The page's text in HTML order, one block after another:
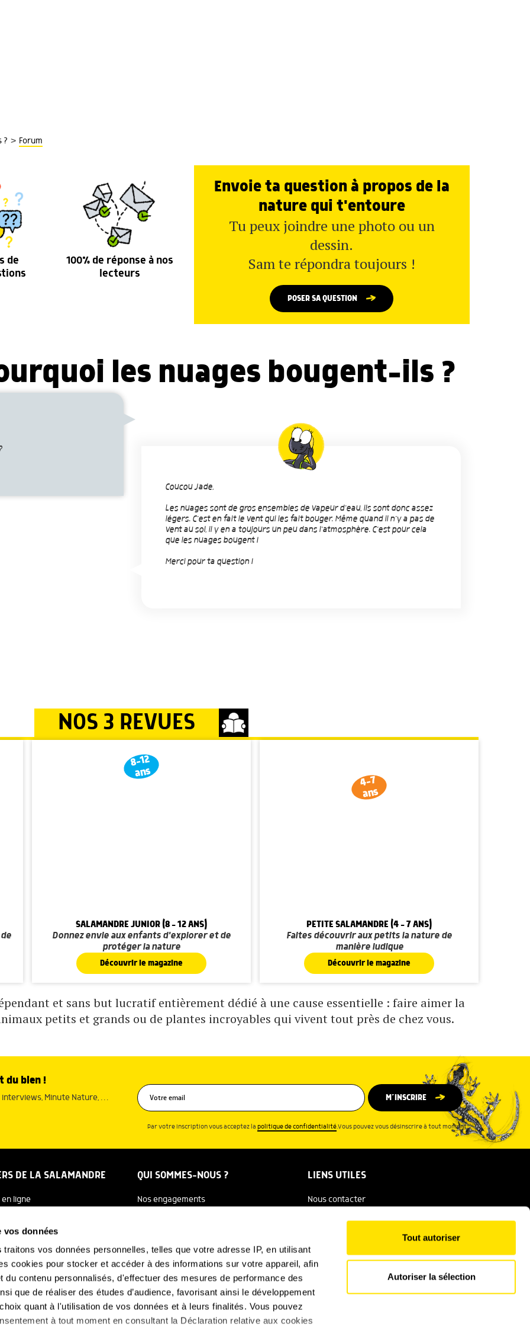
vos données
traitons vos données personnelles, telles que votre adresse IP, en utilisant
cookies pour stocker et accéder à des informations sur votre appareil, afin
du contenu personnalisés, d'effectuer des mesures de performance des
que de réaliser des études d’audience, favorisant ainsi le développement
quant à l'utilisation de vos données et à leurs finalités. Vous pouvez
à tout moment en consultant la Déclaration relative aux cookies
Tout autoriser
Autoriser la sélection
? > Forum
de
100% de réponse à nos
lecteurs
Envoie ta question à propos de la
nature qui t'entoure
Tu peux joindre une photo ou un
dessin.
Sam te répondra toujours !
POSER SA QUESTION
les nuages bougent-ils ?
Coucou Jade,
Les nuages sont de gros ensembles de vapeur d'eau, ils sont donc assez
légers. C'est en fait le vent qui les fait bouger. Même quand il n'y a pas de
vent au sol, il y en a toujours un peu dans l'atmosphère. C'est pour cela
que les nuages bougent !
Merci pour ta question !
NOS 3 REVUES
8-12
ans
SALAMANDRE JUNIOR (8 - 12 ANS)
Donnez envie aux enfants d'explorer et de
protéger la nature
Découvrir le magazine
4-7
ans
PETITE SALAMANDRE (4 - 7 ANS)
Faites découvrir aux petits la nature de
manière ludique
Découvrir le magazine
et sans but lucratif entièrement dédié à une cause essentielle : faire aimer la
petits et grands ou de plantes incroyables qui vivent tout près de chez vous.
du bien !
Minute Nature, … M’INSCRIRE
Par votre inscription vous acceptez lapolitique de confidentialité.Vous pouvez vous désinscrire à tout moment.
DE LA SALAMANDRE
ligne
Nature
QUI SOMMES-NOUS ?
Nos engagements
L'équipe
Nous soutenir
FAQ
LIENS UTILES
Nous contacter
Espace presse
Conditions générales d'utilisation
Politique de confidentialité